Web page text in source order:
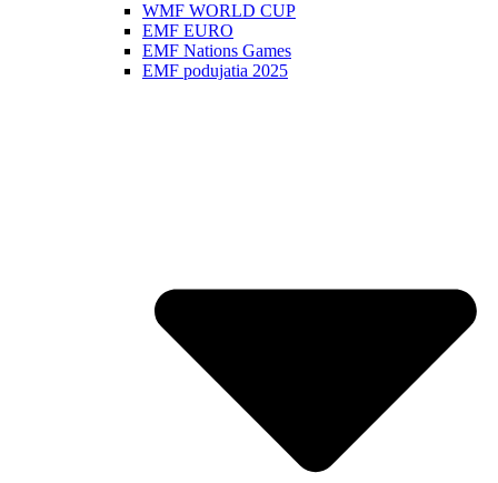
WMF WORLD CUP
EMF EURO
EMF Nations Games
EMF podujatia 2025